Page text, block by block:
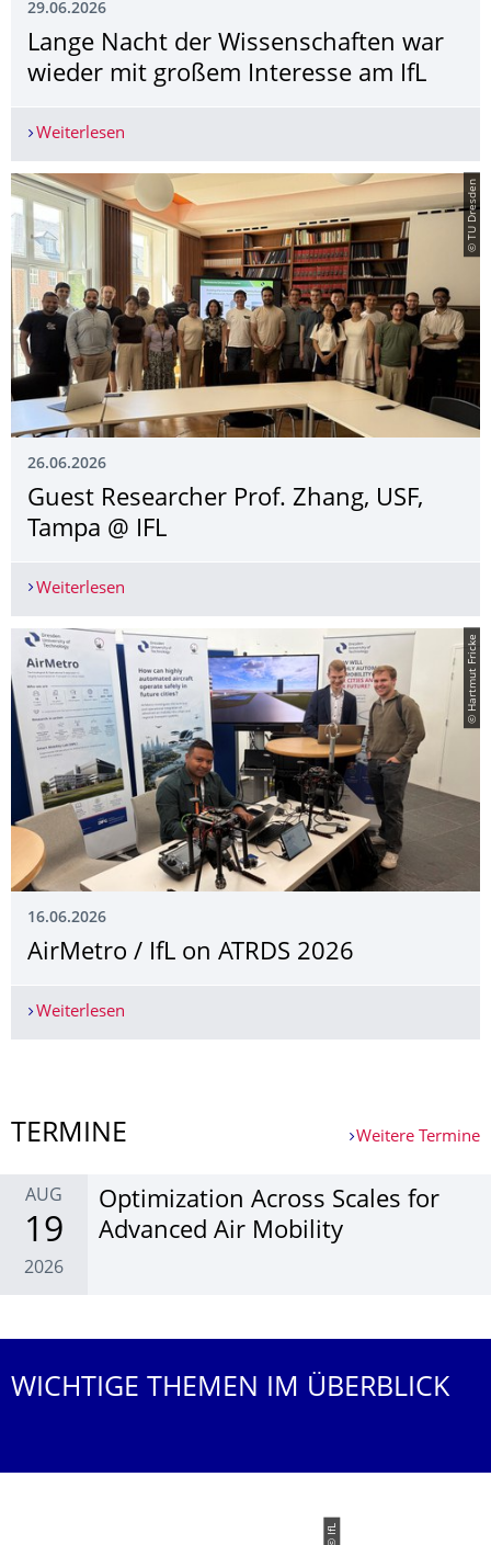
29.06.2026
Lange Nacht der Wissenschaften war
wieder mit großem Interesse am IfL
Weiterlesen
© TU Dresden
26.06.2026
Guest Researcher Prof. Zhang, USF,
Tampa @ IFL
Weiterlesen
© Hartmut Fricke
16.06.2026
AirMetro / IfL on ATRDS 2026
Weiterlesen
TERMINE Weitere Termine
AUG
19
2026
Optimi­zation Across Scales for
Advan­ced Air Mobili­ty
WICHTIGE THEMEN IM ÜBERBLICK
© IfL